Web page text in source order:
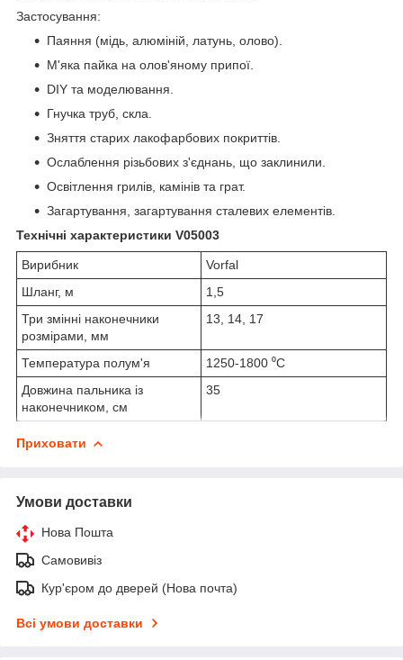
Застосування:
Паяння (мідь, алюміній, латунь, олово).
М'яка пайка на олов'яному припої.
DIY та моделювання.
Гнучка труб, скла.
Зняття старих лакофарбових покриттів.
Ослаблення різьбових з'єднань, що заклинили.
Освітлення грилів, камінів та грат.
Загартування, загартування сталевих елементів.
Технічні характеристики V05003
Вирибник
Vorfal
Шланг, м
1,5
Три змінні наконечники
розмірами, мм
13, 14, 17
Температура полум'я
1250-1800 ⁰C
Довжина пальника із
наконечником, см
35
Приховати
Умови доставки
Нова Пошта
Самовивіз
Кур'єром до дверей (Нова почта)
Всі умови доставки